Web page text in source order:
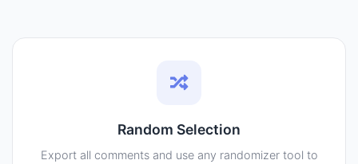
Random Selection
Export all comments and use any randomizer tool to